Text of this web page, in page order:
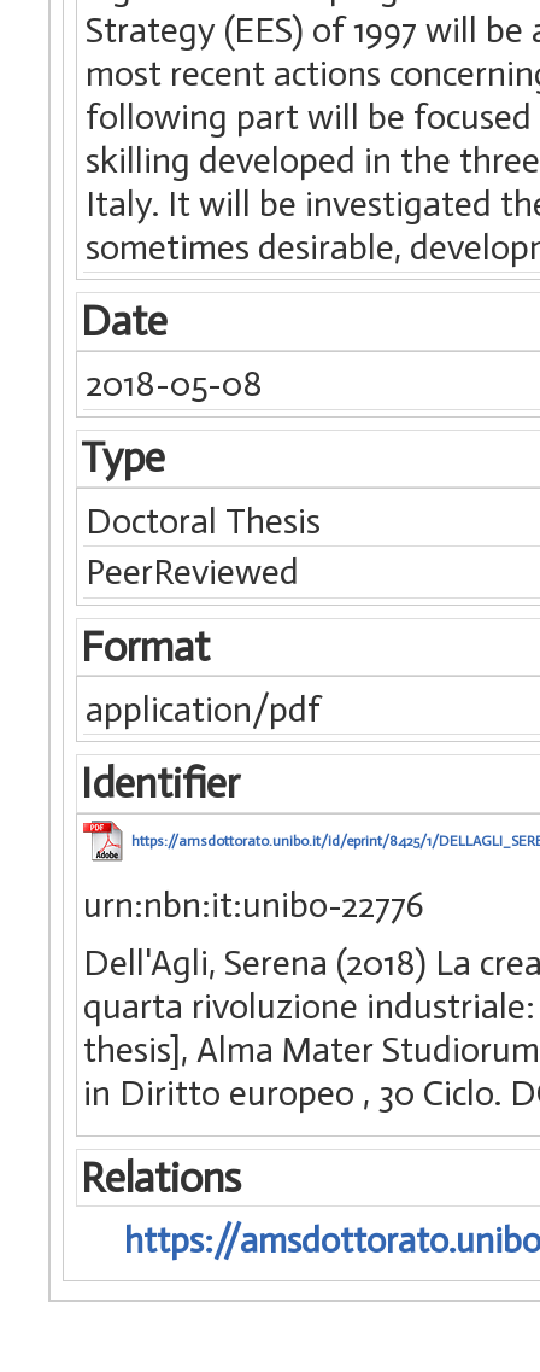
Strategy (EES) of 1997 will
most recent actions
following part will be
skilling developed in the
Italy. It will be investigated
sometimes desirable,
Date
2018-05-08
Type
Doctoral Thesis
PeerReviewed
Format
application/pdf
Identifier
https://amsdottorato.unibo.it/id/eprint/8425/1/
urn:nbn:it:unibo-22776
Dell'Agli, Serena (2018) La
quarta rivoluzione
thesis], Alma Mater
in Diritto europeo , 30 Ciclo.
Relations
https://